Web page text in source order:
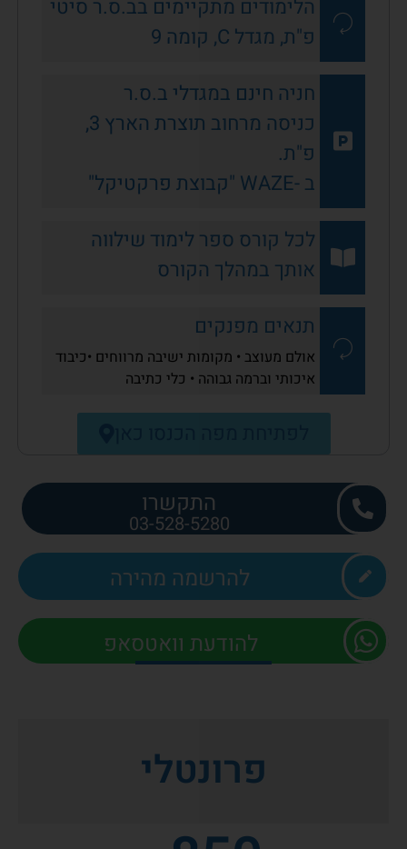
הלימודים מתקיימים בב.ס.ר סיטי
פ"ת, מגדל C, קומה 9
חניה חינם במגדלי ב.ס.ר
כניסה מרחוב תוצרת הארץ 3,
פ"ת.
ב -WAZE "קבוצת פרקטיקל"
לכל קורס ספר לימוד שילווה
אותך במהלך הקורס
תנאים מפנקים
אולם מעוצב • מקומות ישיבה מרווחים •כיבוד
איכותי וברמה גבוהה • כלי כתיבה
התקשרו
03-528-5280
להרשמה מהירה
להודעת וואטסאפ
פרונטלי